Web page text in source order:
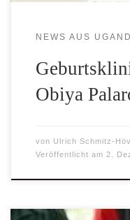
NEWS AUS
Obiya
von Ulrich Schmitz-
Veröffentlicht am 2.